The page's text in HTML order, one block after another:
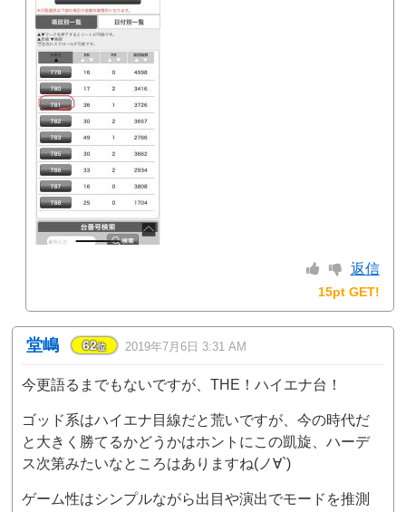
返信
15pt GET!
堂嶋 62位 2019年7月6日 3:31 AM
今更語るまでもないですが、THE！ハイエナ台！
ゴッド系はハイエナ目線だと荒いですが、今の時代だ
と大きく勝てるかどうかはホントにこの凱旋、ハーデ
ス次第みたいなところはありますね(ノ∀`)
ゲーム性はシンプルながら出目や演出でモードを推測